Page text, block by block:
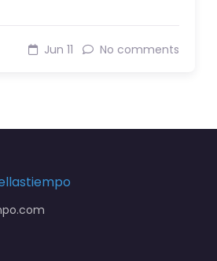
Jun 11 No comments